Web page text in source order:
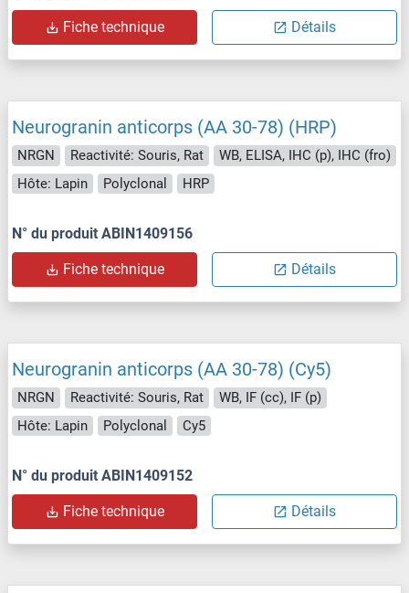
Fiche technique Détails
Neurogranin anticorps (AA 30-78) (HRP)
NRGN Reactivité: Souris, Rat
WB, ELISA, IHC (p), IHC (fro)
Hôte: Lapin
Polyclonal HRP
N° du produit ABIN1409156
Fiche technique Détails
Neurogranin anticorps (AA 30-78) (Cy5)
NRGN Reactivité: Souris, Rat
WB, IF (cc), IF (p)
Hôte: Lapin
Polyclonal Cy5
N° du produit ABIN1409152
Fiche technique Détails